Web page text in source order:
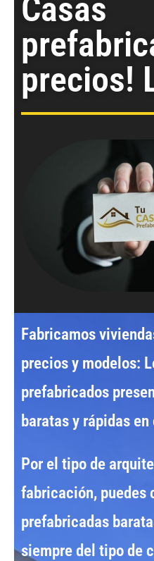
Casas
precios!
Fabricamos
precios y modelos:
prefabricados
baratas y rápidas
Por el tipo de
fabricación, puedes
prefabricadas
siempre del tipo de